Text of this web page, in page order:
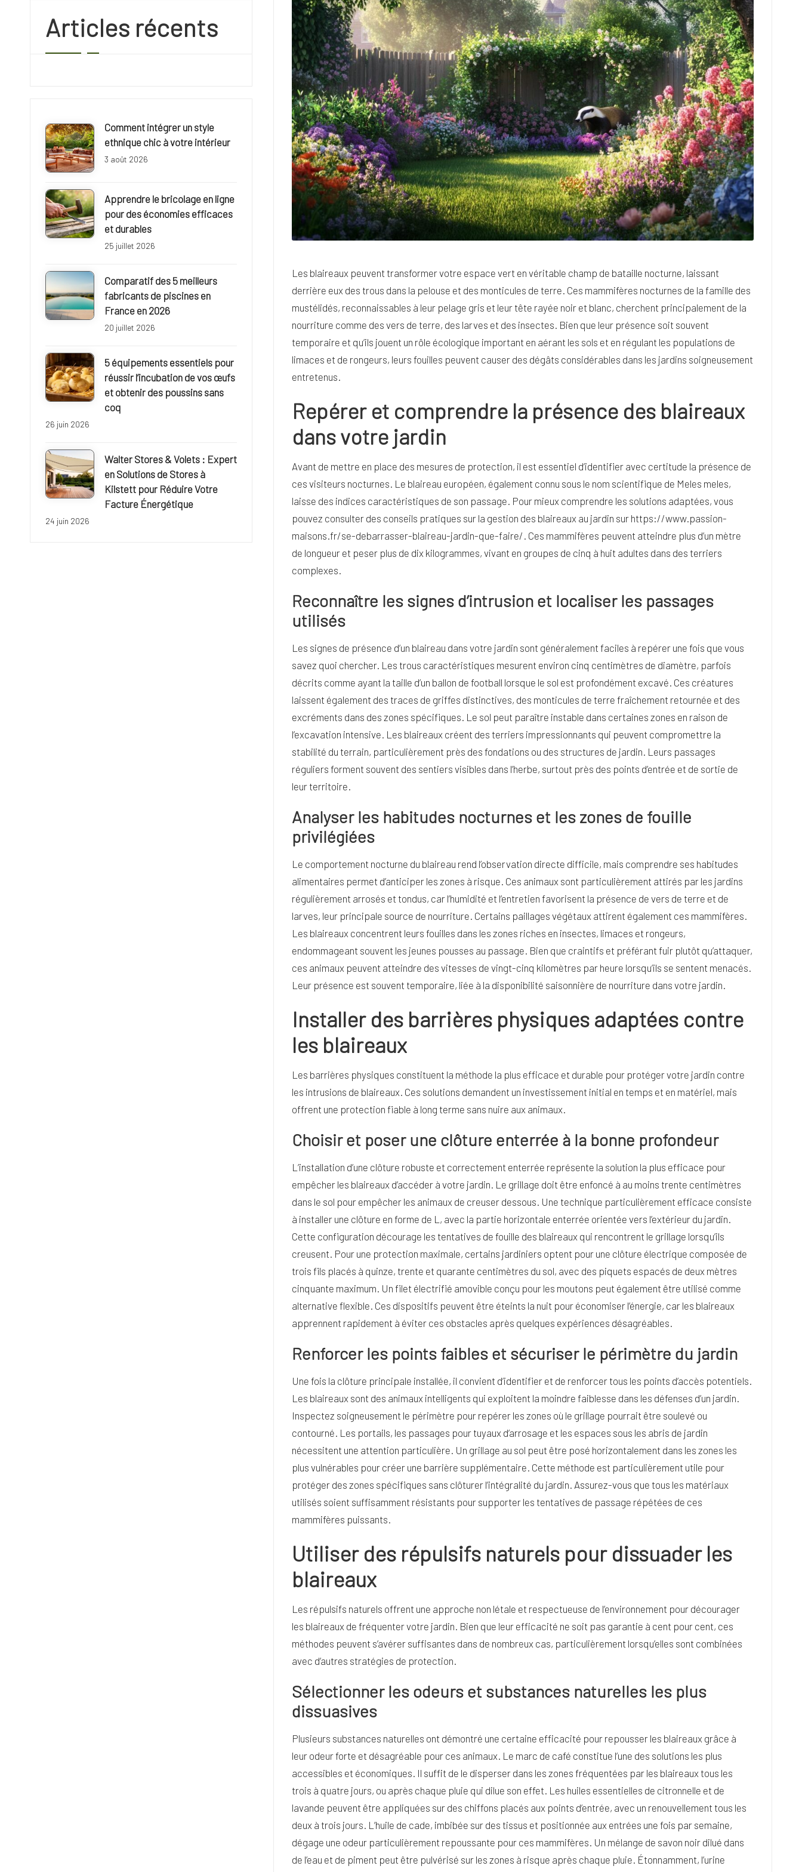
i
e
a
n
c
e
r
u
r
a
l
e
Les blaireaux peuvent transformer votre espace vert en véritable champ de bataille nocturne, laissant
derrière eux des trous dans la pelouse et des monticules de terre. Ces mammifères nocturnes de la famille des
mustélidés, reconnaissables à leur pelage gris et leur tête rayée noir et blanc, cherchent principalement de la
nourriture comme des vers de terre, des larves et des insectes. Bien que leur présence soit souvent
temporaire et qu’ils jouent un rôle écologique important en aérant les sols et en régulant les populations de
limaces et de rongeurs, leurs fouilles peuvent causer des dégâts considérables dans les jardins soigneusement
entretenus.
Repérer et comprendre la présence des blaireaux
dans votre jardin
Avant de mettre en place des mesures de protection, il est essentiel d’identifier avec certitude la présence de
ces visiteurs nocturnes. Le blaireau européen, également connu sous le nom scientifique de Meles meles,
laisse des indices caractéristiques de son passage. Pour mieux comprendre les solutions adaptées, vous
pouvez consulter des conseils pratiques sur la gestion des blaireaux au jardin sur https://www.passion-
maisons.fr/se-debarrasser-blaireau-jardin-que-faire/ . Ces mammifères peuvent atteindre plus d’un mètre
de longueur et peser plus de dix kilogrammes, vivant en groupes de cinq à huit adultes dans des terriers
complexes.
Reconnaître les signes d’intrusion et localiser les passages
utilisés
Les signes de présence d’un blaireau dans votre jardin sont généralement faciles à repérer une fois que vous
savez quoi chercher. Les trous caractéristiques mesurent environ cinq centimètres de diamètre, parfois
décrits comme ayant la taille d’un ballon de football lorsque le sol est profondément excavé. Ces créatures
laissent également des traces de griffes distinctives, des monticules de terre fraîchement retournée et des
excréments dans des zones spécifiques. Le sol peut paraître instable dans certaines zones en raison de
l’excavation intensive. Les blaireaux créent des terriers impressionnants qui peuvent compromettre la
stabilité du terrain, particulièrement près des fondations ou des structures de jardin. Leurs passages
réguliers forment souvent des sentiers visibles dans l’herbe, surtout près des points d’entrée et de sortie de
leur territoire.
Analyser les habitudes nocturnes et les zones de fouille
privilégiées
Le comportement nocturne du blaireau rend l’observation directe difficile, mais comprendre ses habitudes
alimentaires permet d’anticiper les zones à risque. Ces animaux sont particulièrement attirés par les jardins
régulièrement arrosés et tondus, car l’humidité et l’entretien favorisent la présence de vers de terre et de
larves, leur principale source de nourriture. Certains paillages végétaux attirent également ces mammifères.
Les blaireaux concentrent leurs fouilles dans les zones riches en insectes, limaces et rongeurs,
endommageant souvent les jeunes pousses au passage. Bien que craintifs et préférant fuir plutôt qu’attaquer,
ces animaux peuvent atteindre des vitesses de vingt-cinq kilomètres par heure lorsqu’ils se sentent menacés.
Leur présence est souvent temporaire, liée à la disponibilité saisonnière de nourriture dans votre jardin.
Installer des barrières physiques adaptées contre
les blaireaux
Les barrières physiques constituent la méthode la plus efficace et durable pour protéger votre jardin contre
les intrusions de blaireaux. Ces solutions demandent un investissement initial en temps et en matériel, mais
offrent une protection fiable à long terme sans nuire aux animaux.
Choisir et poser une clôture enterrée à la bonne profondeur
L’installation d’une clôture robuste et correctement enterrée représente la solution la plus efficace pour
empêcher les blaireaux d’accéder à votre jardin. Le grillage doit être enfoncé à au moins trente centimètres
dans le sol pour empêcher les animaux de creuser dessous. Une technique particulièrement efficace consiste
à installer une clôture en forme de L, avec la partie horizontale enterrée orientée vers l’extérieur du jardin.
Cette configuration décourage les tentatives de fouille des blaireaux qui rencontrent le grillage lorsqu’ils
creusent. Pour une protection maximale, certains jardiniers optent pour une clôture électrique composée de
trois fils placés à quinze, trente et quarante centimètres du sol, avec des piquets espacés de deux mètres
cinquante maximum. Un filet électrifié amovible conçu pour les moutons peut également être utilisé comme
alternative flexible. Ces dispositifs peuvent être éteints la nuit pour économiser l’énergie, car les blaireaux
apprennent rapidement à éviter ces obstacles après quelques expériences désagréables.
Renforcer les points faibles et sécuriser le périmètre du jardin
Une fois la clôture principale installée, il convient d’identifier et de renforcer tous les points d’accès potentiels.
Les blaireaux sont des animaux intelligents qui exploitent la moindre faiblesse dans les défenses d’un jardin.
Inspectez soigneusement le périmètre pour repérer les zones où le grillage pourrait être soulevé ou
contourné. Les portails, les passages pour tuyaux d’arrosage et les espaces sous les abris de jardin
nécessitent une attention particulière. Un grillage au sol peut être posé horizontalement dans les zones les
plus vulnérables pour créer une barrière supplémentaire. Cette méthode est particulièrement utile pour
protéger des zones spécifiques sans clôturer l’intégralité du jardin. Assurez-vous que tous les matériaux
utilisés soient suffisamment résistants pour supporter les tentatives de passage répétées de ces
mammifères puissants.
Utiliser des répulsifs naturels pour dissuader les
blaireaux
Les répulsifs naturels offrent une approche non létale et respectueuse de l’environnement pour décourager
les blaireaux de fréquenter votre jardin. Bien que leur efficacité ne soit pas garantie à cent pour cent, ces
méthodes peuvent s’avérer suffisantes dans de nombreux cas, particulièrement lorsqu’elles sont combinées
avec d’autres stratégies de protection.
Sélectionner les odeurs et substances naturelles les plus
dissuasives
Plusieurs substances naturelles ont démontré une certaine efficacité pour repousser les blaireaux grâce à
leur odeur forte et désagréable pour ces animaux. Le marc de café constitue l’une des solutions les plus
accessibles et économiques. Il suffit de le disperser dans les zones fréquentées par les blaireaux tous les
trois à quatre jours, ou après chaque pluie qui dilue son effet. Les huiles essentielles de citronnelle et de
lavande peuvent être appliquées sur des chiffons placés aux points d’entrée, avec un renouvellement tous les
deux à trois jours. L’huile de cade, imbibée sur des tissus et positionnée aux entrées une fois par semaine,
dégage une odeur particulièrement repoussante pour ces mammifères. Un mélange de savon noir dilué dans
de l’eau et de piment peut être pulvérisé sur les zones à risque après chaque pluie. Étonnamment, l’urine
Articles récents
Comment intégrer un style
ethnique chic à votre intérieur
3 août 2026
Apprendre le bricolage en ligne
pour des économies efficaces
et durables
25 juillet 2026
Comparatif des 5 meilleurs
fabricants de piscines en
France en 2026
20 juillet 2026
5 équipements essentiels pour
réussir l’incubation de vos œufs
et obtenir des poussins sans
coq
26 juin 2026
Walter Stores & Volets : Expert
en Solutions de Stores à
Kilstett pour Réduire Votre
Facture Énergétique
24 juin 2026